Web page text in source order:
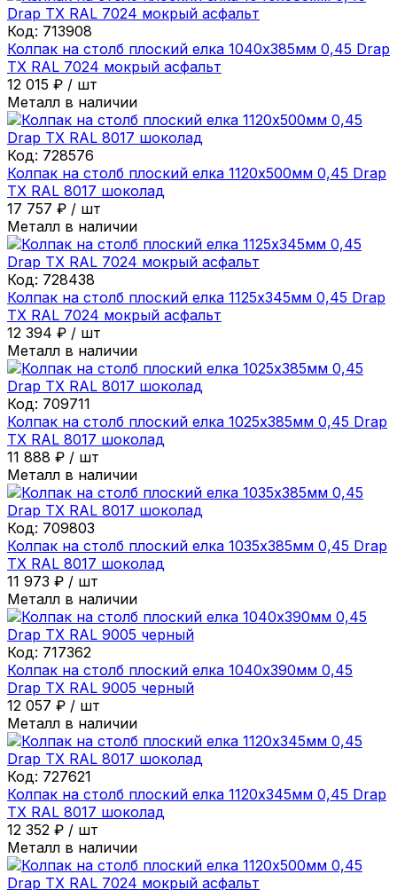
Код: 713908
Колпак на столб плоский елка 1040х385мм 0,45 Drap
ТХ RAL 7024 мокрый асфальт
12 015 ₽ / шт
Металл в наличии
Код: 728576
Колпак на столб плоский елка 1120х500мм 0,45 Drap
ТХ RAL 8017 шоколад
17 757 ₽ / шт
Металл в наличии
Код: 728438
Колпак на столб плоский елка 1125х345мм 0,45 Drap
ТХ RAL 7024 мокрый асфальт
12 394 ₽ / шт
Металл в наличии
Код: 709711
Колпак на столб плоский елка 1025х385мм 0,45 Drap
ТХ RAL 8017 шоколад
11 888 ₽ / шт
Металл в наличии
Код: 709803
Колпак на столб плоский елка 1035х385мм 0,45 Drap
ТХ RAL 8017 шоколад
11 973 ₽ / шт
Металл в наличии
Код: 717362
Колпак на столб плоский елка 1040х390мм 0,45
Drap ТХ RAL 9005 черный
12 057 ₽ / шт
Металл в наличии
Код: 727621
Колпак на столб плоский елка 1120х345мм 0,45 Drap
ТХ RAL 8017 шоколад
12 352 ₽ / шт
Металл в наличии